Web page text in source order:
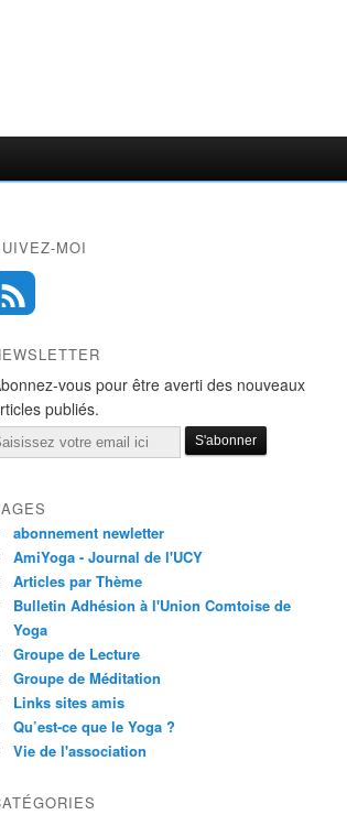
MOI
vous pour être averti des nouveaux
publiés.
abonnement newletter
AmiYoga - Journal de l'UCY
Articles par Thème
Bulletin Adhésion à l'Union Comtoise de
Yoga
Groupe de Lecture
Groupe de Méditation
Links sites amis
Qu’est-ce que le Yoga ?
Vie de l'association